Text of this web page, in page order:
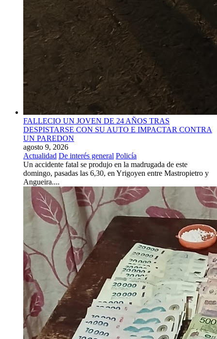
FALLECIO UN JOVEN DE 24 AÑOS TRAS
DESPISTARSE CON SU AUTO E IMPACTAR CONTRA
UN PAREDON
agosto 9, 2026
Actualidad De interés general Policía
Un accidente fatal se produjo en la madrugada de este
domingo, pasadas las 6,30, en Yrigoyen entre Mastropietro y
Angueira....